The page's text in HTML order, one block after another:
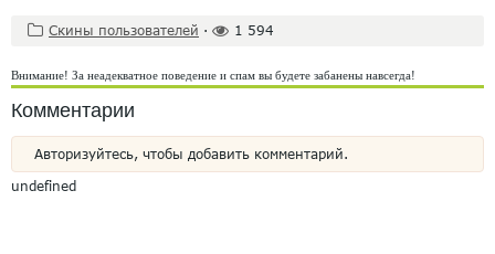
Скины пользователей · 1 594
Внимание! За неадекватное поведение и спам вы будете забанены навсегда!
Комментарии
Авторизуйтесь, чтобы добавить комментарий.
undefined